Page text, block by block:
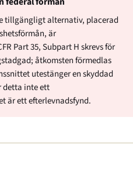
tillgängligt alternativ, placerad
är
Part 35, Subpart H skrevs för
åtkomsten förmedlas
utestänger en skyddad
detta inte ett
är ett efterlevnadsfynd.